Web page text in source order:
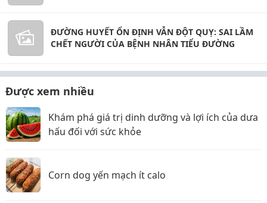
ĐƯỜNG HUYẾT ỔN ĐỊNH VẪN ĐỘT QUỴ: SAI LẦM
CHẾT NGƯỜI CỦA BỆNH NHÂN TIỂU ĐƯỜNG
Được xem nhiều
Khám phá giá trị dinh dưỡng và lợi ích của dưa
hấu đối với sức khỏe
Corn dog yến mạch ít calo